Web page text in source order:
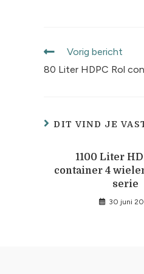
Vorig bericht
80 Liter HDPC Rol
DIT VIND JE
1100 Liter
container 4
serie
30 juni